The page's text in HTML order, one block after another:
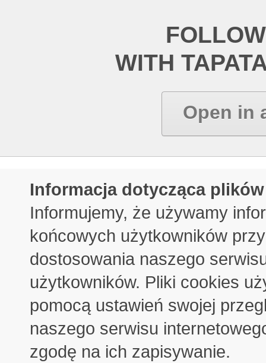
WITH
Open in
Informacja dotycząca
Informujemy, że używamy
końcowych użytkowników
dostosowania naszego
użytkowników. Pliki cookies
pomocą ustawień swojej
naszego serwisu
zgodę na ich zapisywanie.